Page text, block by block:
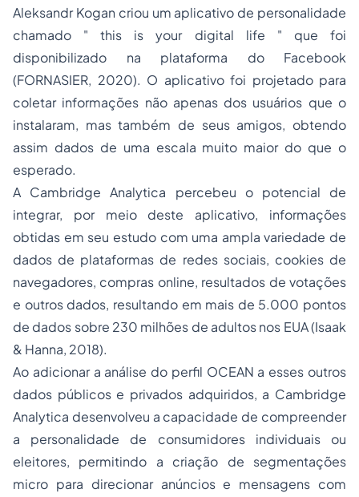
Aleksandr Kogan criou um aplicativo de personalidade
chamado "this is your digital life " que foi
disponibilizado na plataforma do Facebook
(FORNASIER, 2020). O aplicativo foi projetado para
coletar informações não apenas dos usuários que o
instalaram, mas também de seus amigos, obtendo
assim dados de uma escala muito maior do que o
esperado.
A Cambridge Analytica percebeu o potencial de
integrar, por meio deste aplicativo, informações
obtidas em seu estudo com uma ampla variedade de
dados de plataformas de redes sociais, cookies de
navegadores, compras online, resultados de votações
e outros dados, resultando em mais de 5.000 pontos
de dados sobre 230 milhões de adultos nos EUA (Isaak
& Hanna, 2018).
Ao adicionar a análise do perfil OCEAN a esses outros
dados públicos e privados adquiridos, a Cambridge
Analytica desenvolveu a capacidade de compreender
a personalidade de consumidores individuais ou
eleitores, permitindo a criação de segmentações
micro para direcionar anúncios e mensagens com